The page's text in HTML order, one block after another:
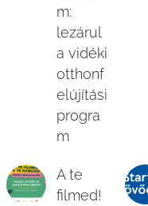
m:
lezárul
a vidéki
otthonf
elújítási
progra
m
A te
filmed!